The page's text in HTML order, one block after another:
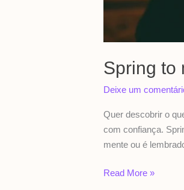
Spring to
Deixe um
Quer descobrir o
com confiança.
mente ou é
Read More »